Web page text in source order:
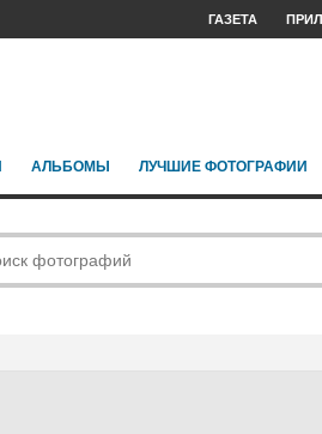
ГАЗЕТА
АЛЬБОМЫ ЛУЧШИЕ ФОТОГРАФИИ